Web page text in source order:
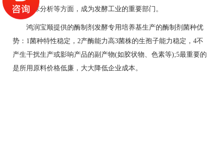
学、临床分析等方面，成为发酵工业的重要部门。
鸿润宝顺提供的酶制剂发酵专用培养基生产的酶制剂菌种优
势：1菌种特性稳定，2产酶能力高3菌株的生孢子能力稳定，4不
产生干扰生产或影响产品的副产物(如胶状物、色素等);5最重要的
是所用原料价格低廉，大大降低企业成本。